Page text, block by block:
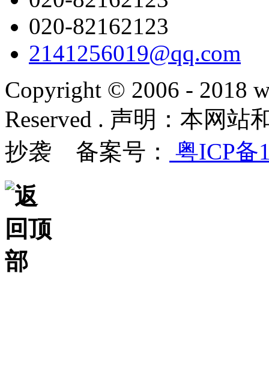
020-82162123
2141256019@qq.com
Copyright © 2006 - 2018
Reserved . 声明：本网
抄袭 备案号：
粤ICP备